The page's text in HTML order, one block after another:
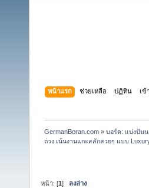
หน้าแรก ช่วยเหลือ ปฏิทิน เข้
GermanBoran.com »บอร์ด: แบ่งปัน
ถ่วง เน้นงานแกะสลักสวยๆ แบบ
หน้า: [1 ] ลงล่าง